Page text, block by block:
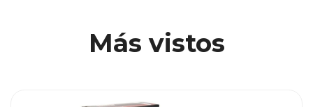
Más vistos